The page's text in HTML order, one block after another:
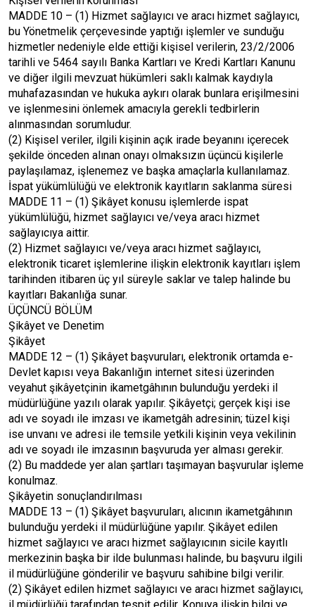
MADDE 10 – (1) Hizmet sağlayıcı ve aracı hizmet sağlayıcı,
bu Yönetmelik çerçevesinde yaptığı işlemler ve sunduğu
hizmetler nedeniyle elde ettiği kişisel verilerin, 23/2/2006
tarihli ve 5464 sayılı Banka Kartları ve Kredi Kartları Kanunu
ve diğer ilgili mevzuat hükümleri saklı kalmak kaydıyla
muhafazasından ve hukuka aykırı olarak bunlara erişilmesini
ve işlenmesini önlemek amacıyla gerekli tedbirlerin
alınmasından sorumludur.
(2) Kişisel veriler, ilgili kişinin açık irade beyanını içerecek
şekilde önceden alınan onayı olmaksızın üçüncü kişilerle
paylaşılamaz, işlenemez ve başka amaçlarla kullanılamaz.
İspat yükümlülüğü ve elektronik kayıtların saklanma süresi
MADDE 11 – (1) Şikâyet konusu işlemlerde ispat
yükümlülüğü, hizmet sağlayıcı ve/veya aracı hizmet
sağlayıcıya aittir.
(2) Hizmet sağlayıcı ve/veya aracı hizmet sağlayıcı,
elektronik ticaret işlemlerine ilişkin elektronik kayıtları işlem
tarihinden itibaren üç yıl süreyle saklar ve talep halinde bu
kayıtları Bakanlığa sunar.
ÜÇÜNCÜ BÖLÜM
Şikâyet ve Denetim
Şikâyet
MADDE 12 – (1) Şikâyet başvuruları, elektronik ortamda e-
Devlet kapısı veya Bakanlığın internet sitesi üzerinden
veyahut şikâyetçinin ikametgâhının bulunduğu yerdeki il
müdürlüğüne yazılı olarak yapılır. Şikâyetçi; gerçek kişi ise
adı ve soyadı ile imzası ve ikametgâh adresinin; tüzel kişi
ise unvanı ve adresi ile temsile yetkili kişinin veya vekilinin
adı ve soyadı ile imzasının başvuruda yer alması gerekir.
(2) Bu maddede yer alan şartları taşımayan başvurular işleme
konulmaz.
Şikâyetin sonuçlandırılması
MADDE 13 – (1) Şikâyet başvuruları, alıcının ikametgâhının
bulunduğu yerdeki il müdürlüğüne yapılır. Şikâyet edilen
hizmet sağlayıcı ve aracı hizmet sağlayıcının sicile kayıtlı
merkezinin başka bir ilde bulunması halinde, bu başvuru ilgili
il müdürlüğüne gönderilir ve başvuru sahibine bilgi verilir.
(2) Şikâyet edilen hizmet sağlayıcı ve aracı hizmet sağlayıcı,